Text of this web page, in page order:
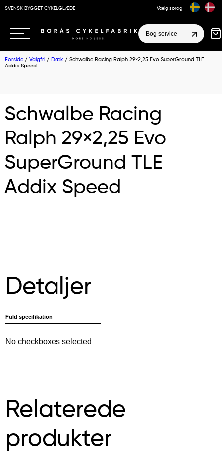
SVENSK BYGGET CYKELGLÆDE Vælg sprog
Bog service
Forside / Valgfri / Dæk / Schwalbe Racing Ralph 29×2,25 Evo SuperGround TLE
Addix Speed
Schwalbe Racing
Ralph 29×2,25 Evo
SuperGround TLE
Addix Speed
Detaljer
Fuld specifikation
No checkboxes selected
Relaterede
produkter